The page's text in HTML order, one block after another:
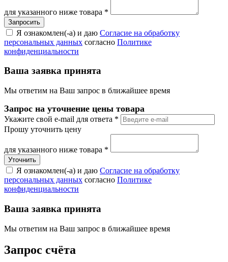
для указанного ниже товара *
Я ознакомлен(-а) и даю Согласие на обработку
персональных данных согласно Политике
конфиденциальности
Ваша заявка принята
Мы ответим на Ваш запрос в ближайшее время
Запрос на уточнение цены товара
Укажите свой e-mail для ответа *
Прошу уточнить цену
для указанного ниже товара *
Я ознакомлен(-а) и даю Согласие на обработку
персональных данных согласно Политике
конфиденциальности
Ваша заявка принята
Мы ответим на Ваш запрос в ближайшее время
Запрос счёта